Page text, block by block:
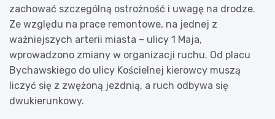
zachować szczególną ostrożność i uwagę na drodze.
Ze względu na prace remontowe, na jednej z
ważniejszych arterii miasta – ulicy 1 Maja,
wprowadzono zmiany w organizacji ruchu. Od placu
Bychawskiego do ulicy Kościelnej kierowcy muszą
liczyć się z zwężoną jezdnią, a ruch odbywa się
dwukierunkowy.